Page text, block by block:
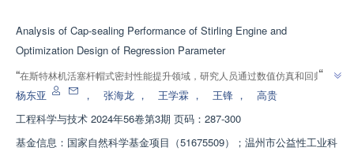
Analysis of Cap-sealing Performance of Stirling Engine and
Optimization Design of Regression Parameter
“在斯特林机活塞杆帽式密封性能提升领域，研究人员通过数值仿真和回归设
计法，优化了O型圈和C型环的关键参数，显著提高了密封性能和使用寿命。
”
杨东亚 ， 张海龙 ， 王学霖 ， 王锋 ，
高贵
工程科学与技术 2024年56卷第3期 页码：287-300
基金信息： 国家自然科学基金项目（51675509）；温州市公益性工业科